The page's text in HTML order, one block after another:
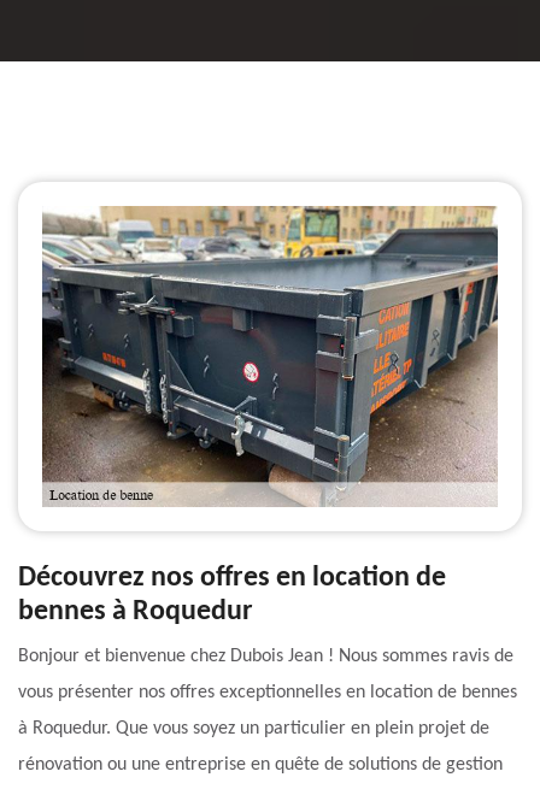
Découvrez nos offres en location de
bennes à Roquedur
Bonjour et bienvenue chez Dubois Jean ! Nous sommes ravis de
vous présenter nos offres exceptionnelles en location de bennes
à Roquedur. Que vous soyez un particulier en plein projet de
rénovation ou une entreprise en quête de solutions de gestion